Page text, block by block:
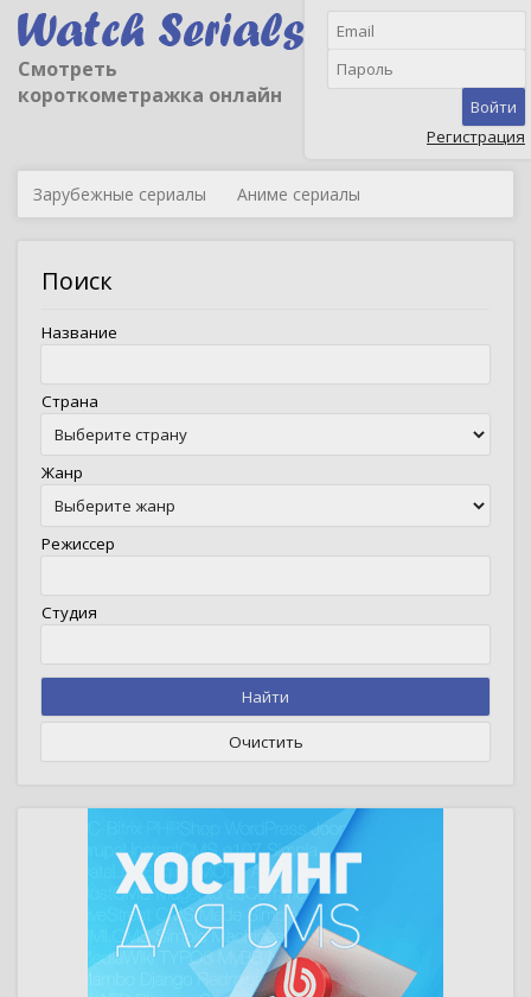
Смотреть
короткометражка онлайн
Войти
Регистрация
Зарубежные сериалы Аниме сериалы
Поиск
Название
Страна
Жанр
Режиссер
Студия
Найти
Очистить